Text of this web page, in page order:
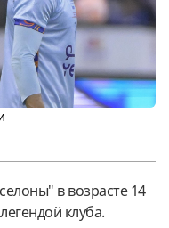
в возрасте 14
клуба.